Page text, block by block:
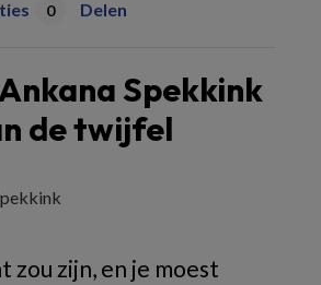
0 Delen
Spekkink
de twijfel
zou zijn, en je moest